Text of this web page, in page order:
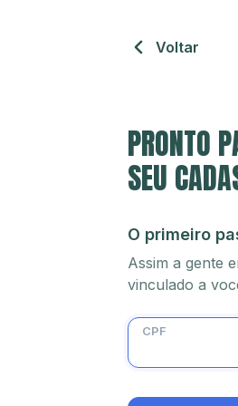
Voltar
PRONTO
SEU
O primeiro
Assim a gente
vinculado a
CPF